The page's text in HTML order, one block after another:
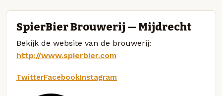
SpierBier Brouwerij — Mijdrecht
Bekijk de website van de brouwerij:
http://www.spierbier.com
TwitterFacebookInstagram